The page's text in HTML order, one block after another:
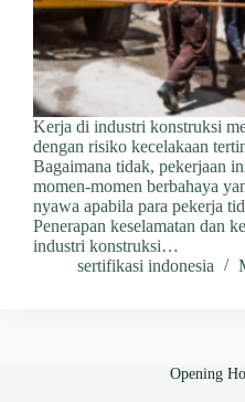
Kerja di industri konstruksi
dengan risiko kecelakaan
Bagaimana tidak, pekerjaan
momen-momen berbahaya
nyawa apabila para pekerja
Penerapan keselamatan dan
industri konstruksi…
sertifikasi indonesia
Opening